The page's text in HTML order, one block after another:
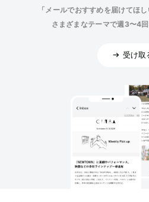
「メールでおすすめを届けてほ
さまざまなテーマで週3〜4回
受け取